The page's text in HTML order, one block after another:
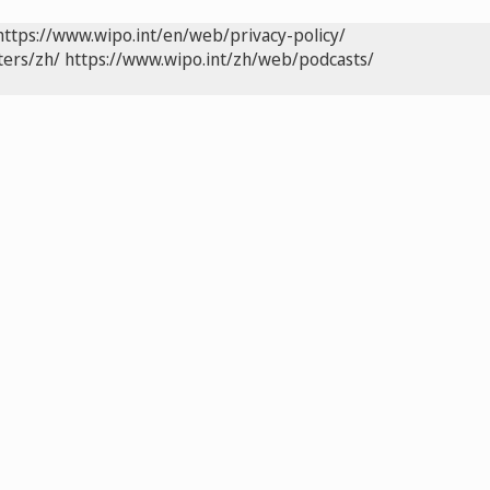
www.wipo.int/en/web/privacy-policy/
zh/ https://www.wipo.int/zh/web/podcasts/